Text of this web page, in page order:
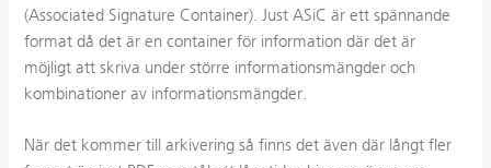
(Associated Signature Container). Just ASiC är ett spännande
format då det är en container för information där det är
möjligt att skriva under större informationsmängder och
kombinationer av informationsmängder.
När det kommer till arkivering så finns det även där långt fler